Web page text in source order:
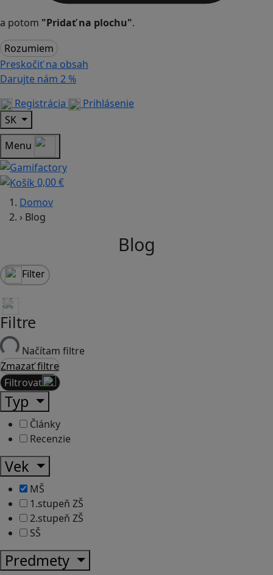
a potom "Pridať na plochu".
Rozumiem
Preskočiť na obsah
Darujte nám 2 %
Registrácia
Prihlásenie
SK
Menu
0,00 €
Domov
› Blog
Blog
Filter
Filtre
Načítam filtre
Zmazať filtre
Filtrovať
Typ
Články
Recenzie
Vek
MŠ
1.stupeň ZŠ
2.stupeň ZŠ
SŠ
Predmety